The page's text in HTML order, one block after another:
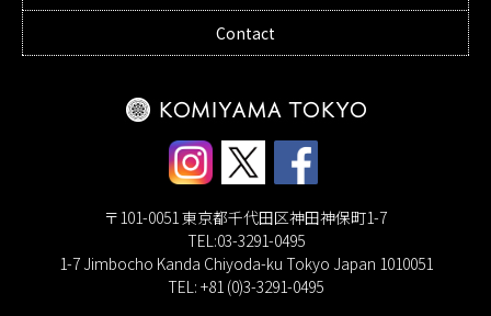
Contact
〒101-0051 東京都千代田区神田神保町1-7
TEL:03-3291-0495
1-7 Jimbocho Kanda Chiyoda-ku Tokyo Japan 1010051
TEL: +81 (0)3-3291-0495